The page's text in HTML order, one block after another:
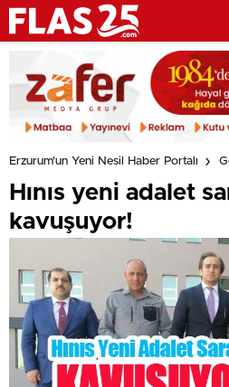
Erzurum'un Yeni Nesil Haber Portalı
Hınıs yeni adalet
kavuşuyor!